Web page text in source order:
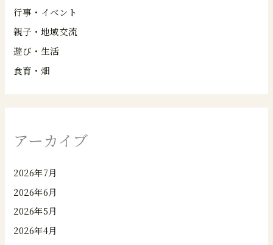
行事・イベント
親子・地域交流
遊び・生活
食育・畑
アーカイブ
2026年7月
2026年6月
2026年5月
2026年4月